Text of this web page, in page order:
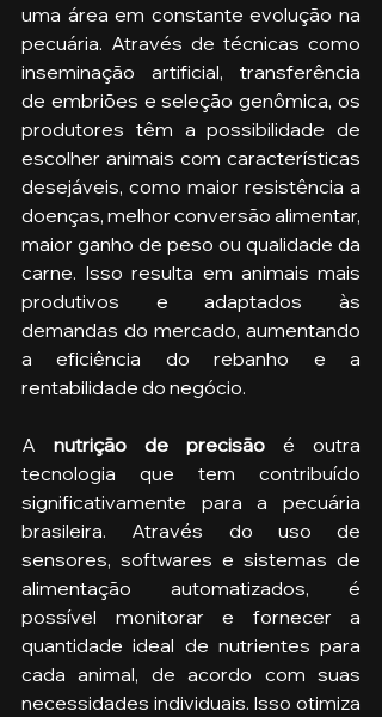
uma área em constante evolução na
pecuária. Através de técnicas como
inseminação artificial, transferência
de embriões e seleção genômica, os
produtores têm a possibilidade de
escolher animais com características
desejáveis, como maior resistência a
doenças, melhor conversão alimentar,
maior ganho de peso ou qualidade da
carne. Isso resulta em animais mais
produtivos e adaptados às
demandas do mercado, aumentando
a eficiência do rebanho e a
rentabilidade do negócio.
A nutrição de precisão é outra
tecnologia que tem contribuído
significativamente para a pecuária
brasileira. Através do uso de
sensores, softwares e sistemas de
alimentação automatizados, é
possível monitorar e fornecer a
quantidade ideal de nutrientes para
cada animal, de acordo com suas
necessidades individuais. Isso otimiza